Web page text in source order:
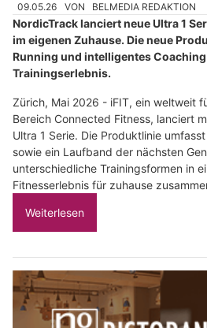
09.05.26 VON BELMEDIA REDAKTION
NordicTrack lanciert neue Ultra 1
im eigenen Zuhause. Die neue
Running und intelligentes
Trainingserlebnis.
Zürich, Mai 2026 - iFIT, ein weltweit
Bereich Connected Fitness, lanciert
Ultra 1 Serie. Die Produktlinie
sowie ein Laufband der nächsten
unterschiedliche Trainingsformen in
Fitnesserlebnis für zuhause
Weiterlesen